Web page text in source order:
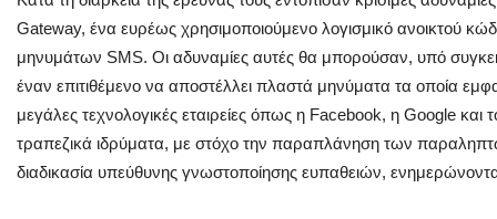
Gateway, ένα ευρέως χρησιμοποιούμενο λογισμικό ανοικτού
μηνυμάτων SMS. Οι αδυναμίες αυτές θα μπορούσαν, υπό
έναν επιτιθέμενο να αποστέλλει πλαστά μηνύματα τα οποία
μεγάλες τεχνολογικές εταιρείες όπως η Facebook, η Google
τραπεζικά ιδρύματα, με στόχο την παραπλάνηση των
διαδικασία υπεύθυνης γνωστοποίησης ευπαθειών,